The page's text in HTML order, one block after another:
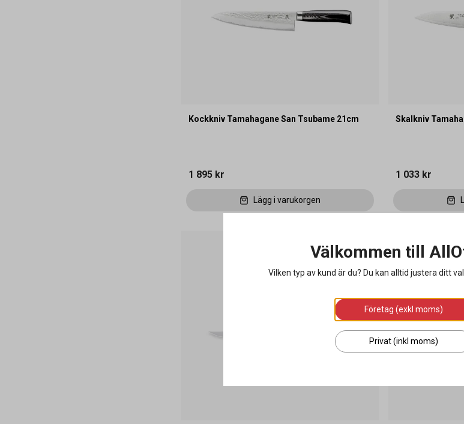
Kockkniv Tamahagane San Tsubame 21cm
1 895 kr
Lägg i varukorgen
Skalkniv
1 033 kr
Välkommen till
Vilken typ av kund är du? Du kan alltid justera ditt
Företag (exkl moms)
Privat (inkl moms)